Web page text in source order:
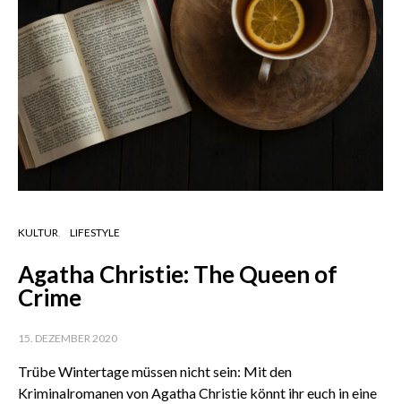
KULTUR LIFESTYLE
Agatha Christie: The Queen of
Crime
15. DEZEMBER 2020
Trübe Wintertage müssen nicht sein: Mit den
Kriminalromanen von Agatha Christie könnt ihr euch in eine